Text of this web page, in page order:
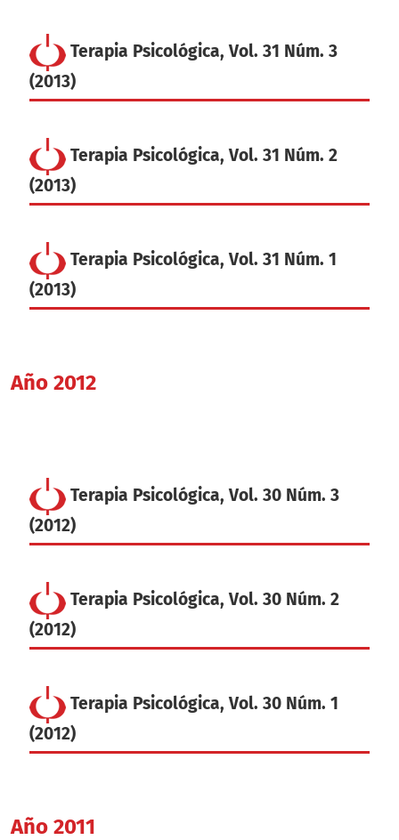
Terapia Psicológica, Vol. 31 Núm. 3
(2013)
Terapia Psicológica, Vol. 31 Núm. 2
(2013)
Terapia Psicológica, Vol. 31 Núm. 1
(2013)
Año 2012
Terapia Psicológica, Vol. 30 Núm. 3
(2012)
Terapia Psicológica, Vol. 30 Núm. 2
(2012)
Terapia Psicológica, Vol. 30 Núm. 1
(2012)
Año 2011